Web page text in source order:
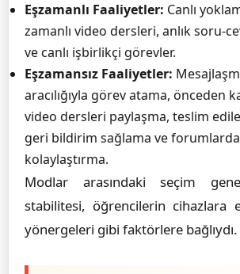
Eşzamanlı Faaliyetler: Canlı
zamanlı video dersleri, anlık soru-
ve canlı işbirlikçi görevler.
Eşzamansız Faaliyetler:
aracılığıyla görev atama, önceden
video dersleri paylaşma, teslim
geri bildirim sağlama ve forumlarda
kolaylaştırma.
Modlar arasındaki seçim
stabilitesi, öğrencilerin cihazlara
yönergeleri gibi faktörlere bağlıydı.